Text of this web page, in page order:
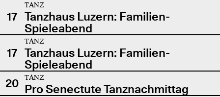
17
TANZ
Tanzhaus Luzern: Familien-
Spieleabend
17
TANZ
Tanzhaus Luzern: Familien-
Spieleabend
20
TANZ
Pro Senectute Tanznachmittag